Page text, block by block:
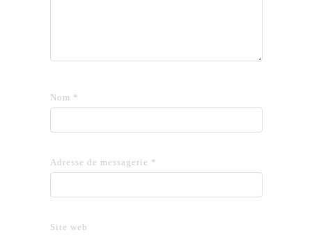
Nom *
Adresse de messagerie *
Site web